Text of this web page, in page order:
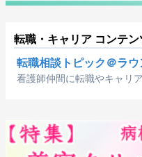
転職・キャリア コンテ
転職相談トピック＠ラ
看護師仲間に転職やキャリ